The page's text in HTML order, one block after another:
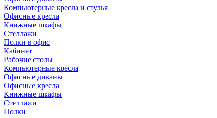
Компьютерные кресла и стулья
Офисные кресла
Книжные шкафы
Стеллажи
Полки в офис
Кабинет
Рабочие столы
Компьютерные кресла
Офисные диваны
Офисные кресла
Книжные шкафы
Стеллажи
Полки